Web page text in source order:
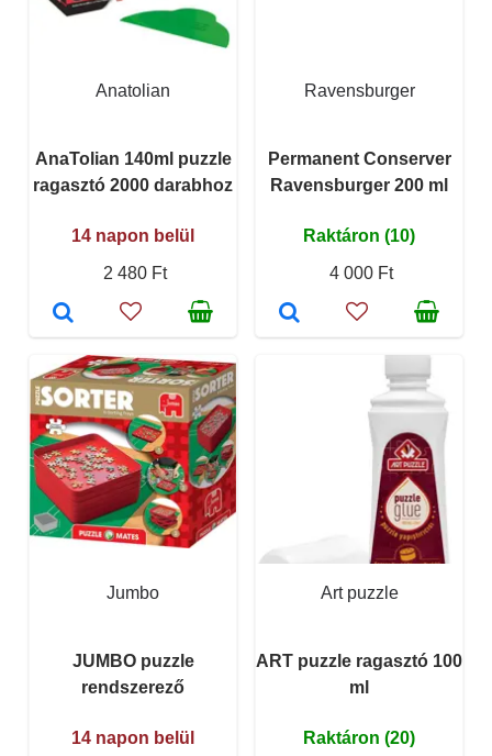
Anatolian
AnaTolian 140ml puzzle
ragasztó 2000 darabhoz
14 napon belül
2 480 Ft
Ravensburger
Permanent Conserver
Ravensburger 200 ml
Raktáron (10)
4 000 Ft
Jumbo
JUMBO puzzle
rendszerező
14 napon belül
Art puzzle
ART puzzle ragasztó 100
ml
Raktáron (20)